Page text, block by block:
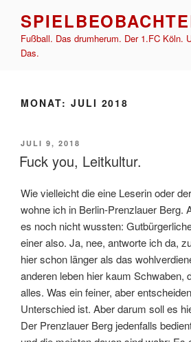
Inhalt
springenFußball. Das drumherum. Der 1.FC Köln.
Das.
MONAT: JULI 2018
VERÖFFENTLICHT
AM
JULI 9, 2018
Fuck you, Leitkultur.
Wie vielleicht die eine Leserin oder
wohne ich in Berlin-Prenzlauer Berg.
es noch nicht wussten:
einer also. Ja, nee, antworte ich da,
hier schon länger als das
anderen leben hier kaum Schwaben,
alles. Was ein feiner, aber
Unterschied ist. Aber darum soll es
Der Prenzlauer Berg jedenfalls